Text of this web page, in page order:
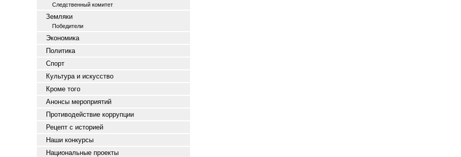
Следственный комитет
Земляки
Победители
Экономика
Политика
Спорт
Культура и искусство
Кроме того
Анонсы мероприятий
Противодействие коррупции
Рецепт с историей
Наши конкурсы
Национальные проекты